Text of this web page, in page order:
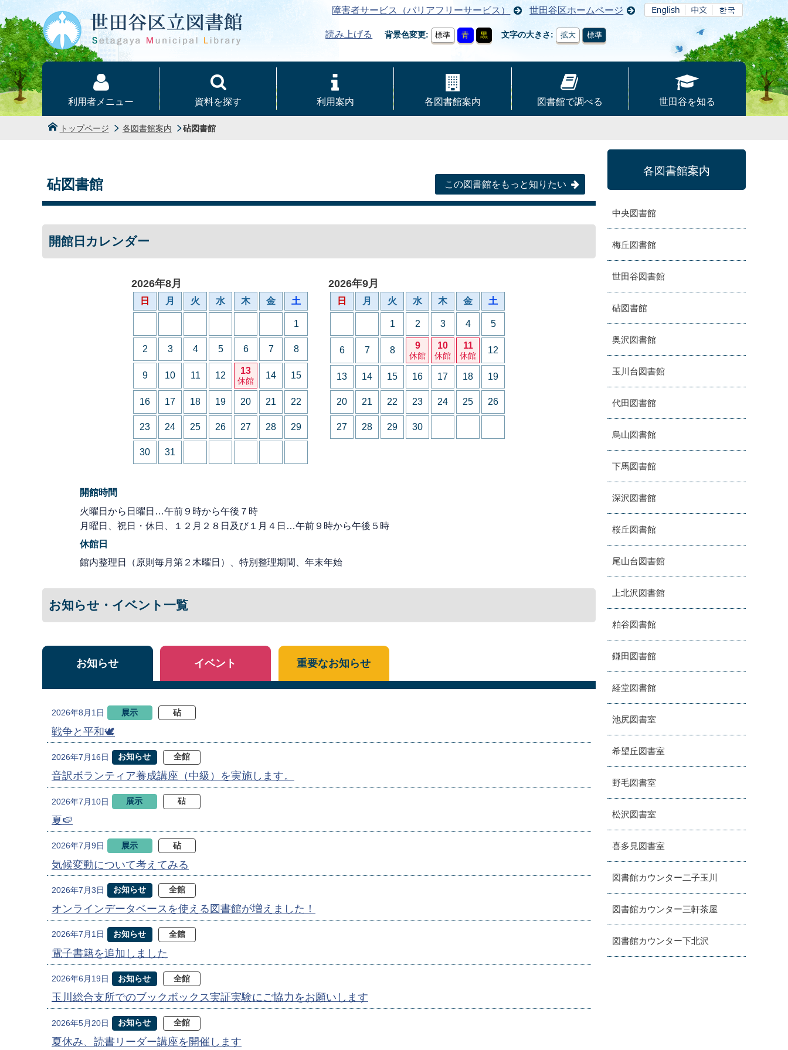
本文へ
障害者サービス（バリアフリーサービス） 世田谷区ホームページ
読み上げる 背景色変更 標準 青 黒 文字の大きさ 拡大 標準
利用者メニュー 資料を探す 利用案内 各図書館案内 図書館で調べる 世田谷を知る
トップページ 各図書館案内 砧図書館
砧図書館 この図書館をもっと知りたい
開館日カレンダー
2026年8月
日 月 火 水 木 金 土
1
2 3 4 5 6 7 8
9 10 11 12 13
休館
14 15
16 17 18 19 20 21 22
23 24 25 26 27 28 29
30 31
2026年9月
日 月 火 水 木 金 土
1 2 3 4 5
6 7 8 9
休館
10
休館
11
休館
12
13 14 15 16 17 18 19
20 21 22 23 24 25 26
27 28 29 30
開館時間
火曜日から日曜日…午前９時から午後７時
月曜日、祝日・休日、１２月２８日及び１月４日…午前９時から午後５時
休館日
館内整理日（原則毎月第２木曜日）、特別整理期間、年末年始
お知らせ・イベント一覧
お知らせ
2026年8月1日 展示 砧
戦争と平和🕊
2026年7月16日 お知らせ 全館
音訳ボランティア養成講座（中級）を実施します。
2026年7月10日 展示 砧
夏🍉
2026年7月9日 展示 砧
気候変動について考えてみる
2026年7月3日 お知らせ 全館
オンラインデータベースを使える図書館が増えました！
2026年7月1日 お知らせ 全館
電子書籍を追加しました
2026年6月19日 お知らせ 全館
玉川総合支所でのブックボックス実証実験にご協力をお願いします
2026年5月20日 お知らせ 全館
夏休み、読書リーダー講座を開催します
イベント 重要なお知らせ
各図書館案内
中央図書館
梅丘図書館
世田谷図書館
砧図書館
奥沢図書館
玉川台図書館
代田図書館
烏山図書館
下馬図書館
深沢図書館
桜丘図書館
尾山台図書館
上北沢図書館
粕谷図書館
鎌田図書館
経堂図書館
池尻図書室
希望丘図書室
野毛図書室
松沢図書室
喜多見図書室
図書館カウンター二子玉川
図書館カウンター三軒茶屋
図書館カウンター下北沢